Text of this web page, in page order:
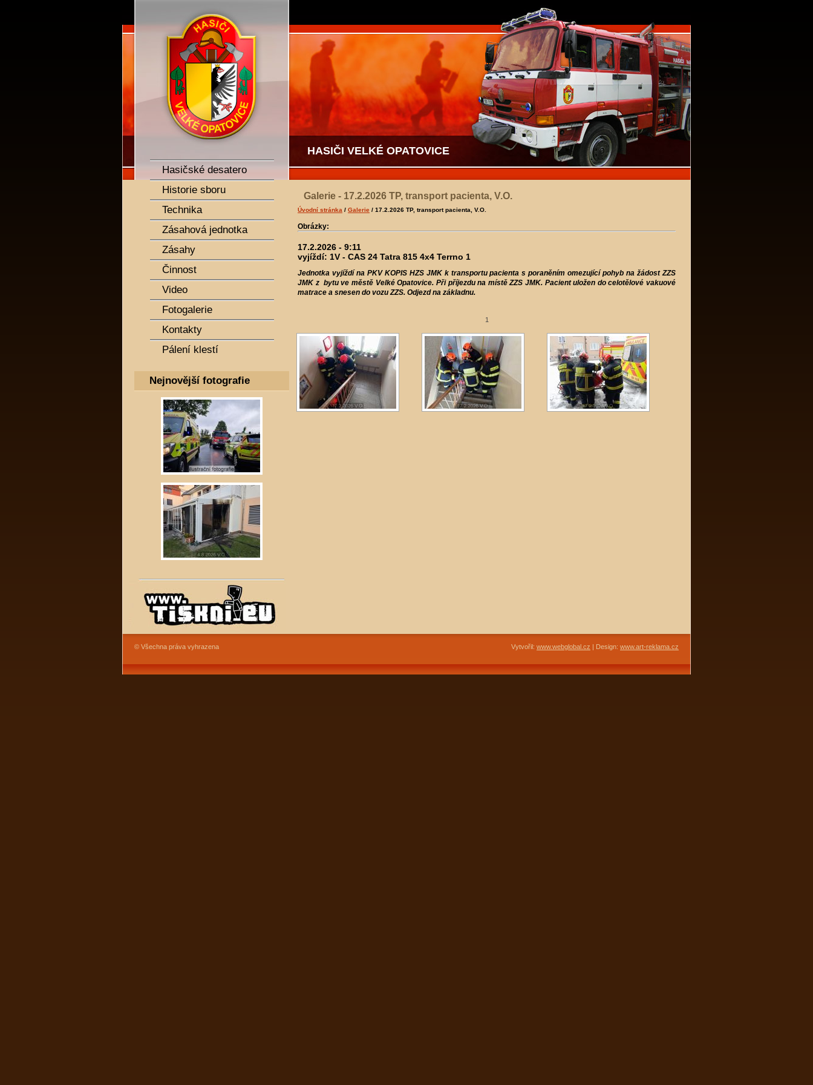
HASIČI VELKÉ OPATOVICE
Galerie - 17.2.2026 TP, transport pacienta, V.O.
Úvodní stránka / Galerie / 17.2.2026 TP, transport pacienta, V.O.
Obrázky:
17.2.2026 - 9:11
vyjíždí: 1V - CAS 24 Tatra 815 4x4 Terrno 1
Jednotka vyjíždí na PKV KOPIS HZS JMK k transportu pacienta s poraněním omezující pohyb na žádost ZZS
JMK z bytu ve městě Velké Opatovice. Při příjezdu na místě ZZS JMK. Pacient uložen do celotělové vakuové
matrace a snesen do vozu ZZS. Odjezd na základnu.
1
SDH Velké Opatovice
Hasičské desatero
Historie sboru
Technika
Zásahová jednotka
Zásahy
Činnost
Video
Fotogalerie
Kontakty
Pálení klestí
Nejnovější fotografie
© Všechna práva vyhrazena Vytvořil: www.webglobal.cz | Design: www.art-reklama.cz